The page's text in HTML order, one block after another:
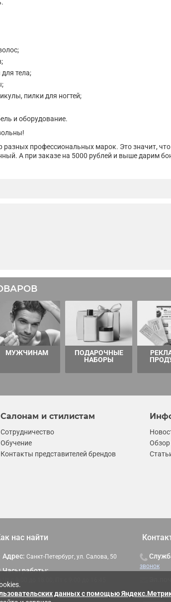
данных с помощью
тела;
пилки для ногтей;
и оборудование.
профессиональных марок. Это значит, что
А при заказе на 5000 рублей и выше дарим
МУЖЧИНАМ
ПОДАРОЧНЫЕ
НАБОРЫ
Салонам и стилистам
Сотрудничество
Обучение
Контакты представителей брендов
Обзор
нас найти
Адрес: Санкт-Петербург, ул. Салова, 50
Часы работы:
Чт c 9:00 до 18:00, Пт с 9:00 до 16:45
звонок